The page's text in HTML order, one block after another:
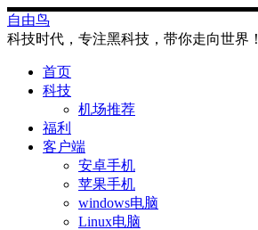
Skip
to
content
自由鸟
科技时代，专注黑科技，带你走向世界！
首页
科技
机场推荐
福利
客户端
安卓手机
苹果手机
windows电脑
Linux电脑